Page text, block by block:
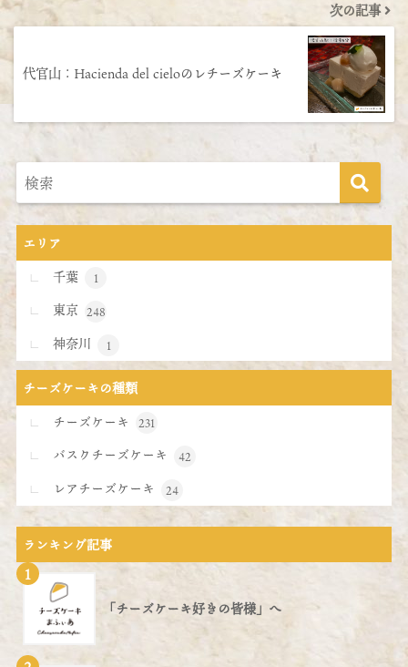
次の記事
代官山：Hacienda del cieloのレチーズケーキ
エリア
千葉
1
東京 248
神奈川 1
チーズケーキの種類
チーズケーキ
231
バスクチーズケーキ 42
レアチーズケーキ 24
ランキング記事
1
「チーズケーキ好きの皆様」へ